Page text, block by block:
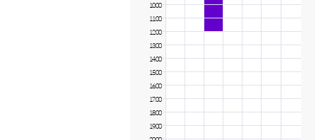
10:00
11:00
12:00
13:00
14:00
15:00
16:00
17:00
18:00
19:00